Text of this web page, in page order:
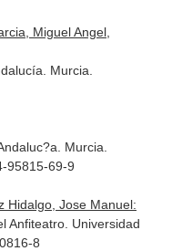
Miguel Angel,
Murcia.
Murcia.
95815-69-9
Hidalgo, Jose Manuel:
Anfiteatro. Universidad
8